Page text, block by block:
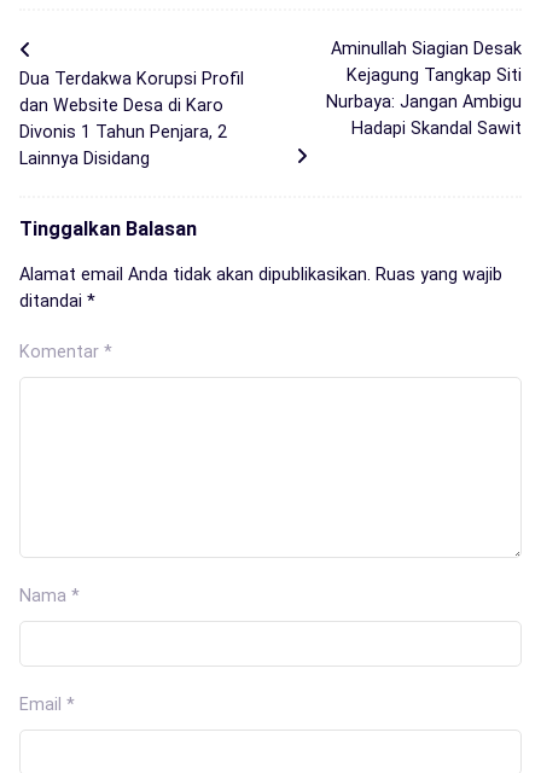
Dua Terdakwa Korupsi Profil
dan Website Desa di Karo
Divonis 1 Tahun Penjara, 2
Lainnya Disidang
Aminullah Siagian Desak
Kejagung Tangkap Siti
Nurbaya: Jangan Ambigu
Hadapi Skandal Sawit
Tinggalkan Balasan
Alamat email Anda tidak akan dipublikasikan.
Ruas yang wajib
ditandai *
Komentar *
Nama *
Email *